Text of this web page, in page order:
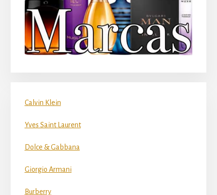
Calvin Klein
Yves Saint Laurent
Dolce & Gabbana
Giorgio Armani
Burberry